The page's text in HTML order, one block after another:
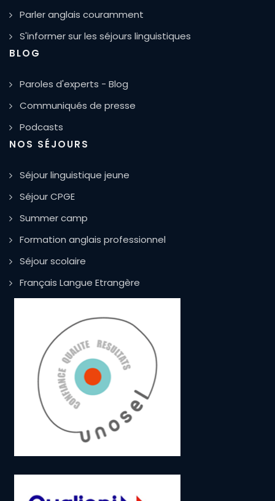
Parler anglais couramment
S'informer sur les séjours linguistiques
BLOG
Paroles d'experts - Blog
Communiqués de presse
Podcasts
NOS SÉJOURS
Séjour linguistique jeune
Séjour CPGE
Summer camp
Formation anglais professionnel
Séjour scolaire
Français Langue Etrangère